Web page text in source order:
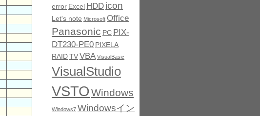
error Excel HDD icon
Let's note Microsoft Office
Panasonic PC PIX-
DT230-PE0 PIXELA
RAIDTVVBA VisualBasic
VisualStudio
VSTO Windows
Windows7 Windowsイン